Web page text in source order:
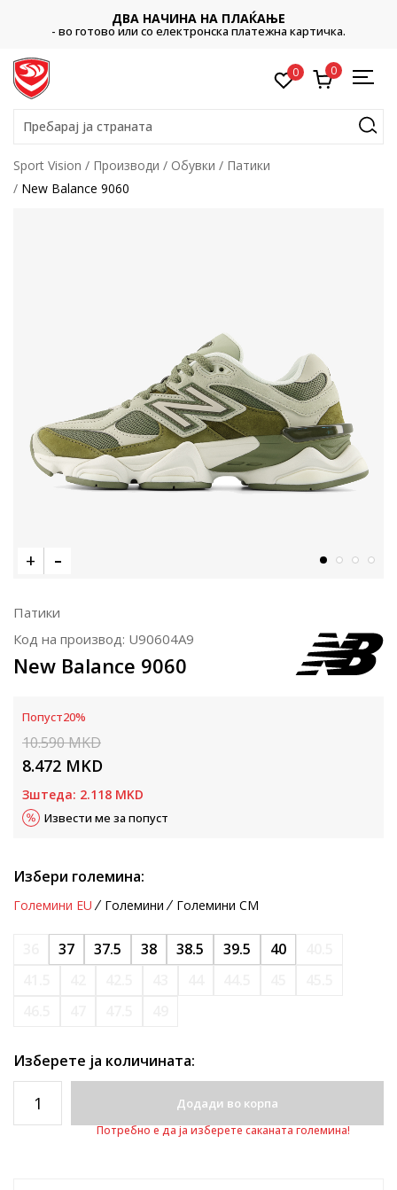
ДВА НАЧИНА НА ПЛАЌАЊЕ
- во готово или со електронска платежна картичка.
0 0
Пребарај ја страната
Sport Vision Производи Обувки
Патики
New Balance 9060
Патики
Код на производ: U90604A9
New Balance 9060
Попуст20%
10.590MKD
8.472 MKD
Зштеда: 2.118 MKD
Извести ме за попуст
Избери големина:
Големини EU Големини Големини CM
37 37.5 38 38.5 39.5 40
Изберете ја количината:
Додади во корпа
Потребно е да ја изберете саканата големина!